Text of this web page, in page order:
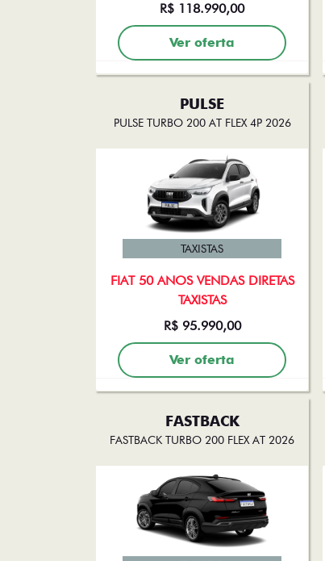
R$ 118.990,00
Ver oferta
PULSE
PULSE TURBO 200 AT FLEX 4P 2026
FIAT 50 ANOS VENDAS DIRETAS
TAXISTAS
TAXISTAS
R$ 95.990,00
Ver oferta
FASTBACK
FASTBACK TURBO 200 FLEX AT 2026